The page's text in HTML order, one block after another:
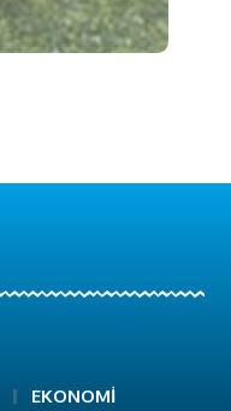
EKONOMİ